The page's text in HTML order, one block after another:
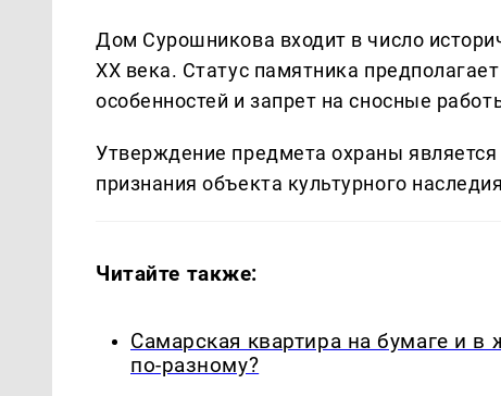
Дом Сурошникова входит в число
XX века. Статус памятника
особенностей и запрет на сносные
Утверждение предмета охраны
признания объекта культурного
Читайте также:
Самарская квартира на бумаге и
по-разному?